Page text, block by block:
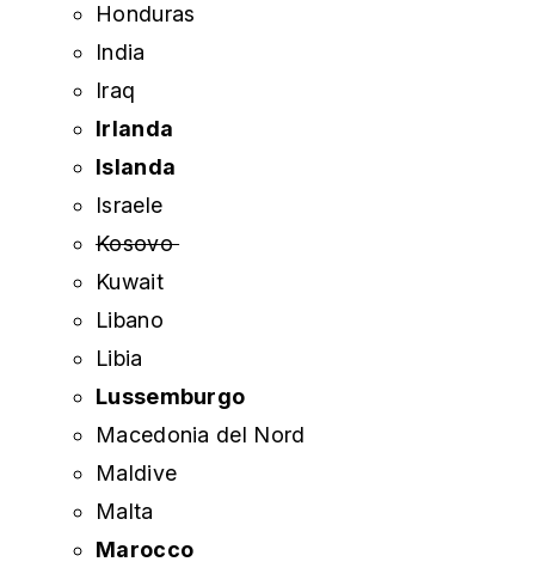
Honduras
India
Iraq
Irlanda
Islanda
Israele
Kosovo
Kuwait
Libano
Libia
Lussemburgo
Macedonia del Nord
Maldive
Malta
Marocco